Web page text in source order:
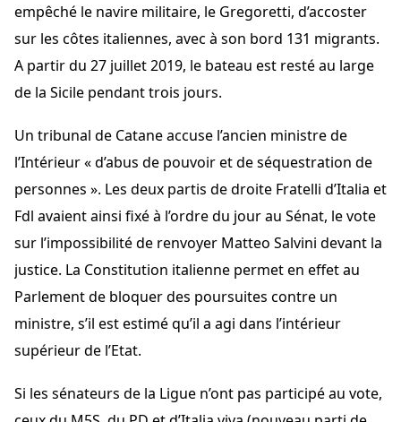
empêché le navire militaire, le Gregoretti, d’accoster
sur les côtes italiennes, avec à son bord 131 migrants.
A partir du 27 juillet 2019, le bateau est resté au large
de la Sicile pendant trois jours.
Un tribunal de Catane accuse l’ancien ministre de
l’Intérieur « d’abus de pouvoir et de séquestration de
personnes ». Les deux partis de droite Fratelli d’Italia et
Fdl avaient ainsi fixé à l’ordre du jour au Sénat, le vote
sur l’impossibilité de renvoyer Matteo Salvini devant la
justice. La Constitution italienne permet en effet au
Parlement de bloquer des poursuites contre un
ministre, s’il est estimé qu’il a agi dans l’intérieur
supérieur de l’Etat.
Si les sénateurs de la Ligue n’ont pas participé au vote,